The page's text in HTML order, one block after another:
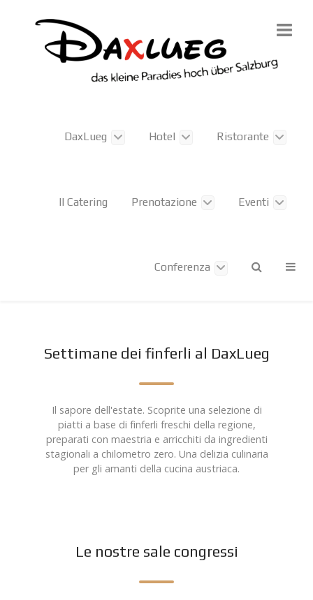
DaxLueg Hotel Ristorante
Il Catering Prenotazione Eventi
Conferenza
Settimane dei finferli al DaxLueg
Il sapore dell'estate. Scoprite una selezione di
piatti a base di finferli freschi della regione,
preparati con maestria e arricchiti da ingredienti
stagionali a chilometro zero. Una delizia culinaria
per gli amanti della cucina austriaca.
Le nostre sale congressi